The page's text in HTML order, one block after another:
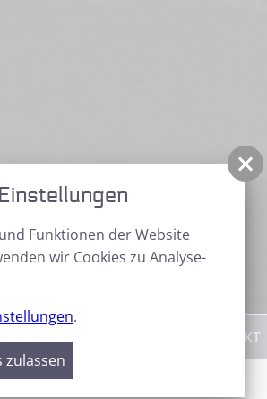
KONTAKT
Funktionen der Website
wir Cookies zu Analyse-
.
zulassen